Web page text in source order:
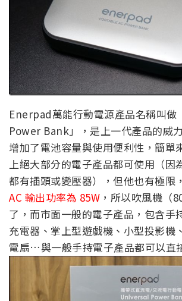
Enerpad萬能行動電源產品名稱叫
Power Bank」，是上一代產品的威
增加了電池容量與使用便利性，簡單
上絕大部分的電子產品都可使用（因
都有插頭或變壓器），但他也有極限
AC 輸出功率為 85W ，所以吹風機（
了，而市面一般的電子產品，包含手
充電器、掌上型遊戲機、小型投影機
電扇…與一般手持電子產品都可以直